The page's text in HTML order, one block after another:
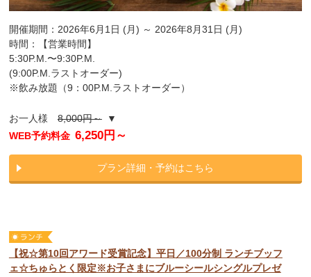
開催期間：2026年6月1日 (月) ～ 2026年8月31日 (月)
時間：【営業時間】
5:30P.M.〜9:30P.M.
(9:00P.M.ラストオーダー)
※飲み放題（9：00P.M.ラストオーダー）
お一人様8,000円～▼
WEB予約料金 6,250円～
プラン詳細・予約はこちら
【祝☆第10回アワード受賞記念】平日／100分制 ランチブッフ
ェ☆ちゅらとく限定※お子さまにブルーシールシングルプレゼ